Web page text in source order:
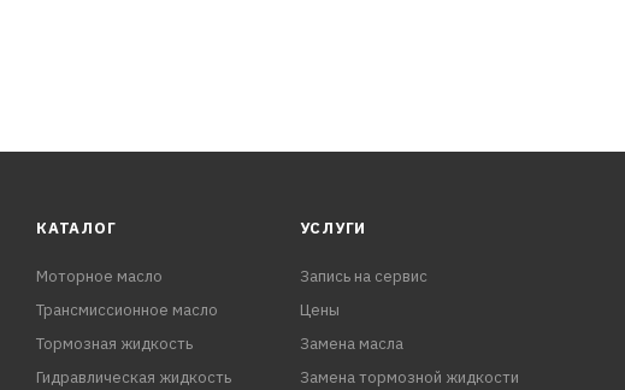
КАТАЛОГ
Моторное масло
Трансмиссионное масло
Тормозная жидкость
Гидравлическая жидкость
УСЛУГИ
Запись на сервис
Цены
Замена масла
Замена тормозной жидкости